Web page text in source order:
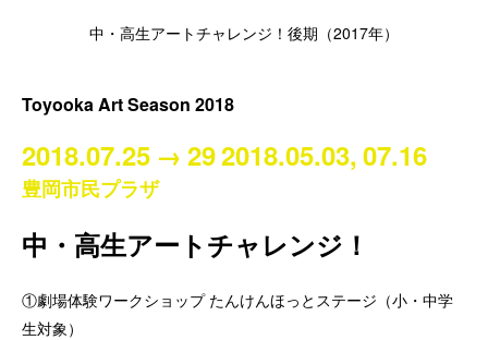
中・高生アートチャレンジ！後期（2017年）
Toyooka Art Season 2018
2018.07.25 → 292018.05.03,07.16
豊岡市民プラザ
中・高生アートチャレンジ！
①劇場体験ワークショップ たんけんほっとステージ（小・中学
生対象）